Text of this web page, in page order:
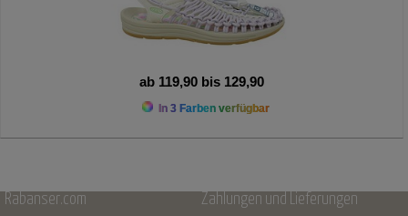
ab 119,90 bis 129,90
In 3 Farben verfügbar
Rabanser.com Zahlungen und Lieferungen